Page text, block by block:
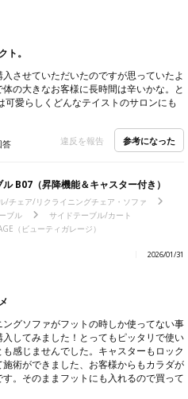
ト。
させていただいたのですが思っていたよ
の大きなお客様に長時間は辛いかな。と
可愛らしくどんなテイストのサロンにも
答 違反を報告 参考になった
B07（昇降機能＆キャスター付き）
/チェア/リクライニングチェア・ソファ
ブル
サイドテーブル/カート
（ビューティガレージ）
2026/01/31
グソファがフットの時しか使ってない事
してみました！とってもピッタリで使い
感じませんでした。キャスターもロック
術ができました、お客様からもカラダが
。そのままフットにも入れるので買って